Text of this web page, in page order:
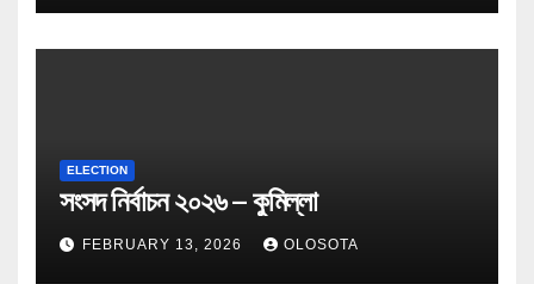
ELECTION
সংসদ নির্বাচন ২০২৬ – কুমিল্লা
FEBRUARY 13, 2026 OLOSOTA